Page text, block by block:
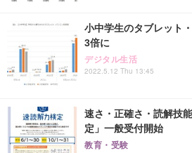
小中学生のタブレット
3倍に
デジタル生活
2022.5.12 Thu 13:45
速さ・正確さ・読解技
定」一般受付開始
教育・受験